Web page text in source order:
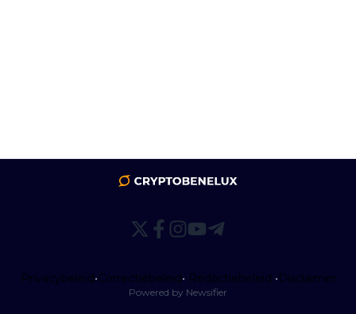
Privacybeleid•Correctiebeleid• Redactiebeleid •Disclaimer
Powered by Newsifier